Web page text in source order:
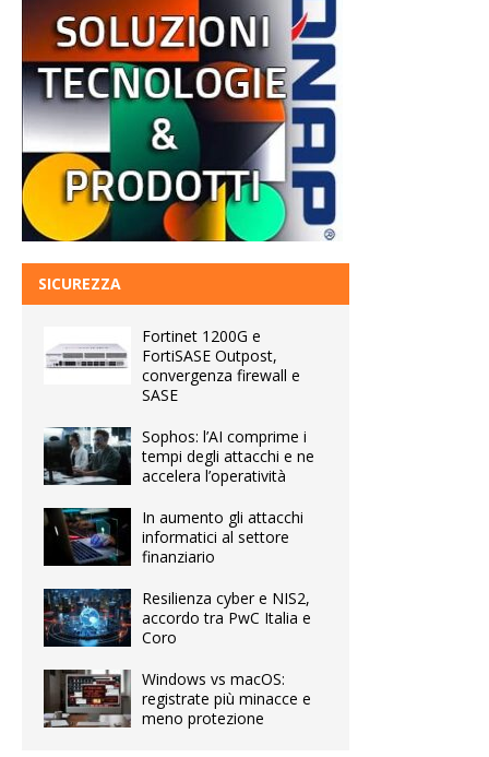
SICUREZZA
Fortinet 1200G e
FortiSASE Outpost,
convergenza firewall e
SASE
Sophos: l’AI comprime i
tempi degli attacchi e ne
accelera l’operatività
In aumento gli attacchi
informatici al settore
finanziario
Resilienza cyber e NIS2,
accordo tra PwC Italia e
Coro
Windows vs macOS:
registrate più minacce e
meno protezione